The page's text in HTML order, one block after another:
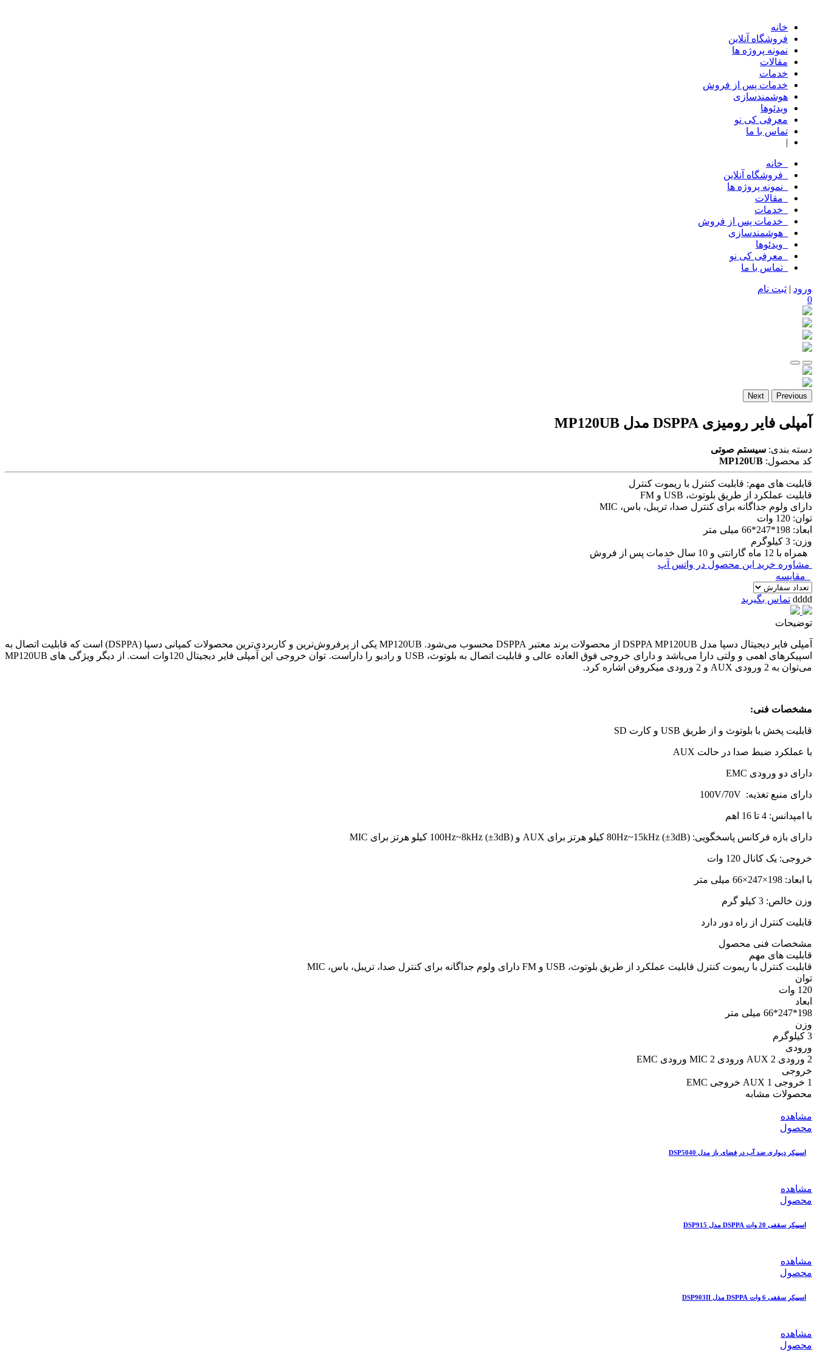
خانه
فروشگاه آنلاین
نمونه پروژه ها
مقالات
خدمات
خدمات پس از فروش
هوشمندسازی
ویدئوها
معرفی کی نو
تماس با ما
|
خانه
فروشگاه آنلاین
نمونه پروژه ها
مقالات
خدمات
خدمات پس از فروش
هوشمندسازی
ویدئوها
معرفی کی نو
تماس با ما
ورود | ثبت نام
0
Previous
Next
آمپلی فایر رومیزی DSPPA مدل MP120UB
دسته بندی: سیستم صوتی
کد محصول: MP120UB
قابلیت های مهم: قابلیت کنترل با ریموت کنترل
قابلیت عملکرد از طریق بلوتوث، USB و FM
دارای ولوم جداگانه برای کنترل صدا، تریبل، باس، MIC
توان: 120 وات
ابعاد: 198*247*66 میلی متر
وزن: 3 کیلوگرم
همراه با 12 ماه گارانتی و 10 سال خدمات پس از فروش
مشاوره خرید این محصول در واتس آپ
مقایسه
dddd تماس بگیرید
توضیحات
آمپلی فایر دیجیتال دسپا مدل DSPPA MP120UB از محصولات برند معتبر DSPPA محسوب می‌شود. MP120UB یکی از پرفروش‌ترین و کاربردی‌ترین محصولات کمپانی دسپا (DSPPA) است که قابلیت اتصال به
اسپیکرهای اهمی و ولتی دارا می‌باشد و دارای خروجی فوق العاده عالی و قابلیت اتصال به بلوتوث، USB و رادیو را داراست. توان خروجی این آمپلی فایر دیجیتال 120وات است. از دیگر ویژگی های MP120UB
می‌توان به 2 ورودی AUX و 2 ورودی میکروفن اشاره کرد.
مشخصات فنی:
قابلیت پخش با بلوتوث و از طریق USB و کارت SD
با عملکرد ضبط صدا در حالت AUX
دارای دو ورودی EMC
دارای منبع تغذیه: 100V/70V
با امپدانس: 4 تا 16 اهم
دارای بازه فرکانس پاسخگویی: 80Hz~15kHz (±3dB) کیلو هرتز برای AUX و 100Hz~8kHz (±3dB) کیلو هرتز برای MIC
خروجی: یک کانال 120 وات
با ابعاد: 198×247×66 میلی متر
وزن خالص: 3 کیلو گرم
قابلیت کنترل از راه دور دارد
مشخصات فنی محصول
قابلیت های مهم
قابلیت کنترل با ریموت کنترل قابلیت عملکرد از طریق بلوتوث، USB و FM دارای ولوم جداگانه برای کنترل صدا، تریبل، باس، MIC
توان
120 وات
ابعاد
198*247*66 میلی متر
وزن
3 کیلوگرم
ورودی
2 ورودی AUX 2 ورودی MIC 2 ورودی EMC
خروجی
1 خروجی AUX 1 خروجی EMC
محصولات مشابه
مشاهده
محصول
اسپیکر دیواری ضد آب در فضای باز مدل DSP5040
مشاهده
محصول
اسپیکر سقفی 20 وات DSPPA مدل DSP915
مشاهده
محصول
اسپیکر سقفی 6 وات DSPPA مدل DSP903II
مشاهده
محصول